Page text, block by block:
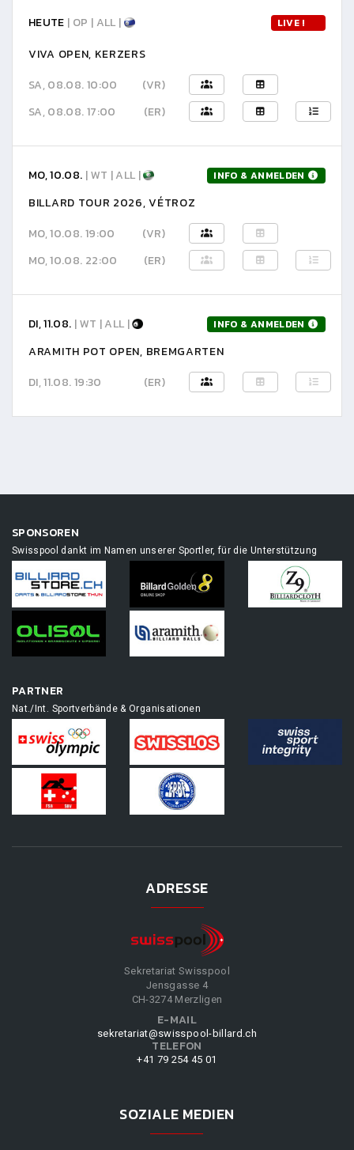
HEUTE | OP | ALL | LIVE !
VIVA OPEN, KERZERS
SA, 08.08. 10:00
(VR)
SA, 08.08. 17:00
(ER)
MO, 10.08. | WT | ALL | INFO & ANMELDEN
BILLARD TOUR 2026, VÉTROZ
MO, 10.08. 19:00
(VR)
MO, 10.08. 22:00
(ER)
DI, 11.08. | WT | ALL | INFO & ANMELDEN
ARAMITH POT OPEN, BREMGARTEN
DI, 11.08. 19:30
(ER)
SPONSOREN
Swisspool dankt im Namen unserer Sportler, für die Unterstützung
PARTNER
Nat./Int. Sportverbände & Organisationen
ADRESSE
Sekretariat Swisspool
Jensgasse 4
CH-3274 Merzligen
E-MAIL
sekretariat@swisspool-billard.ch
TELEFON
+41 79 254 45 01
SOZIALE MEDIEN